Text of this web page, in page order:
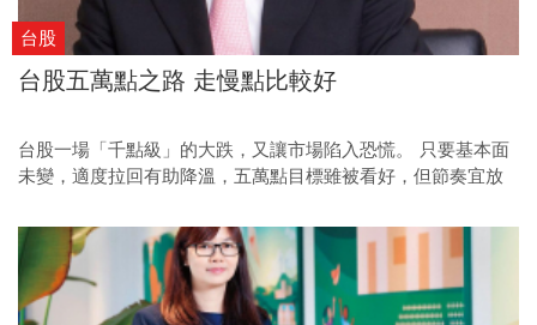
台股
台股五萬點之路 走慢點比較好
台股一場「千點級」的大跌，又讓市場陷入恐慌。 只要基本面
未變，適度拉回有助降溫，五萬點目標雖被看好，但節奏宜放